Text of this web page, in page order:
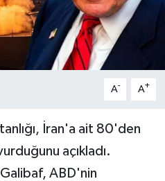
A- A+
İran'a ait 80'den
açıkladı.
Galibaf, ABD'nin